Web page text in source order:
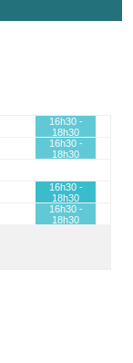
16h30 -
18h30
16h30 -
18h30
16h30 -
18h30
16h30 -
18h30